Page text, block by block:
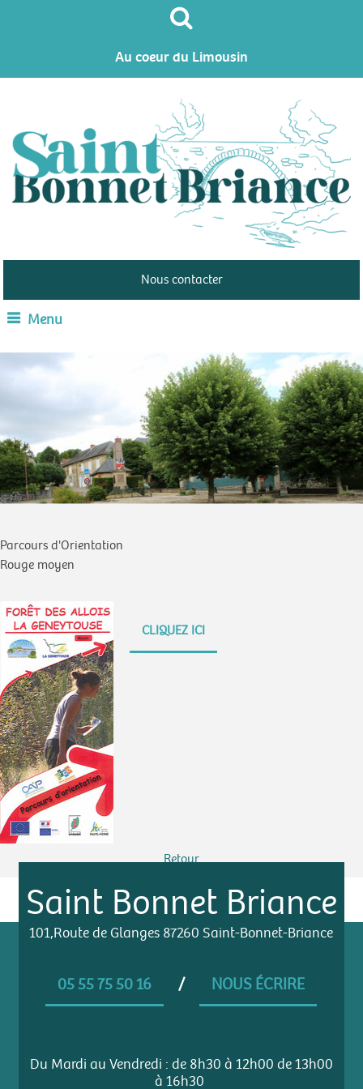
Au coeur du Limousin
Nous contacter
Menu
Parcours d'Orientation
Rouge moyen
CLIQUEZ ICI
Retour
Saint Bonnet Briance
101,Route de Glanges 87260 Saint-Bonnet-Briance
05 55 75 50 16 / NOUS ÉCRIRE
Du Mardi au Vendredi : de 8h30 à 12h00 de 13h00
à 16h30